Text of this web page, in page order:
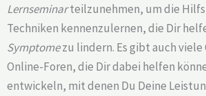
Lernseminarteilzunehmen, um die
Techniken kennenzulernen, die Dir
Symptomezu lindern. Es gibt auch viele
Online-Foren, die Dir dabei helfen
entwickeln, mit denen Du Deine